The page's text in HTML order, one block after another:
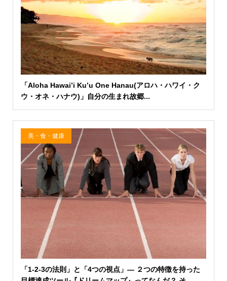
「Aloha Hawai’i Ku’u One Hanau(アロハ・ハワイ・ク
ウ・オネ・ハナウ)」自分の生まれ故郷...
美・食・健康
「1-2-3の法則」と「4つの視点」― ２つの特徴を持った